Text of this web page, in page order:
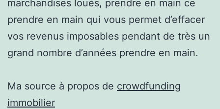
marchandises loués, prendre en main ce
prendre en main qui vous permet d’effacer
vos revenus imposables pendant de très un
grand nombre d’années prendre en main.
Ma source à propos de crowdfunding
immobilier